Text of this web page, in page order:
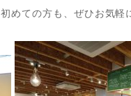
めての方も、ぜひお気